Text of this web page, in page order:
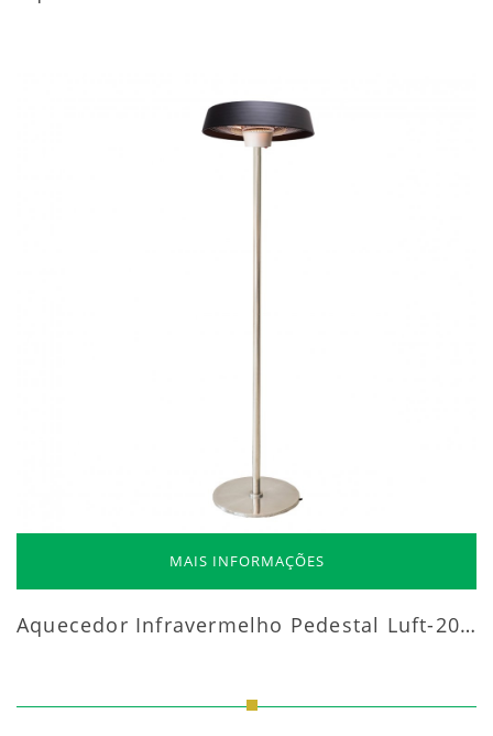
MAIS INFORMAÇÕES
Aquecedor Infravermelho Pedestal Luft-20000